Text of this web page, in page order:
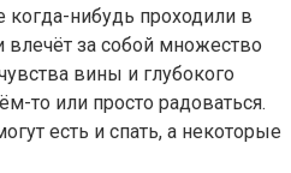
когда-нибудь проходили в
за собой множество
вины и глубокого
то или просто радоваться.
есть и спать, а некоторые